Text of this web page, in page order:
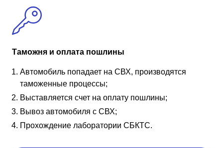
Таможня и оплата пошлины
Автомобиль попадает на СВХ, производятся
таможенные процессы;
Выставляется счет на оплату пошлины;
Вывоз автомобиля с СВХ;
Прохождение лаборатории СБКТС.